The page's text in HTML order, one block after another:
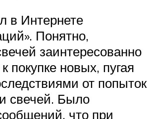
в Интернете
Понятно,
заинтересованно
покупке новых, пугая
от попыток
свечей. Было
что при